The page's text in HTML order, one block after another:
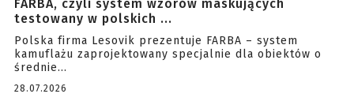
FARBA, czyli system wzorów maskujących
testowany w polskich ...
Polska firma Lesovik prezentuje FARBA – system
kamuflażu zaprojektowany specjalnie dla obiektów o
średnie...
28.07.2026